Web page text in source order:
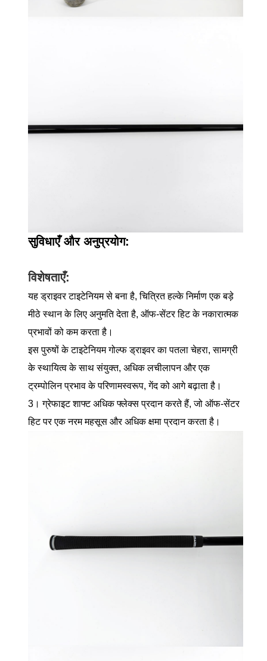
सुविधाएँ और अनुप्रयोग:
विशेषताएँ:
यह ड्राइवर टाइटेनियम से बना है, चित्रित हल्के निर्माण एक बड़े
मीठे स्थान के लिए अनुमति देता है, ऑफ-सेंटर हिट के नकारात्मक
प्रभावों को कम करता है।
इस पुरुषों के टाइटेनियम गोल्फ ड्राइवर का पतला चेहरा, सामग्री
के स्थायित्व के साथ संयुक्त, अधिक लचीलापन और एक
ट्रम्पोलिन प्रभाव के परिणामस्वरूप, गेंद को आगे बढ़ाता है।
3। ग्रेफाइट शाफ्ट अधिक फ्लेक्स प्रदान करते हैं, जो ऑफ-सेंटर
हिट पर एक नरम महसूस और अधिक क्षमा प्रदान करता है।